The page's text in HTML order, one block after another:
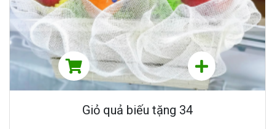
Giỏ quả biếu tặng 34